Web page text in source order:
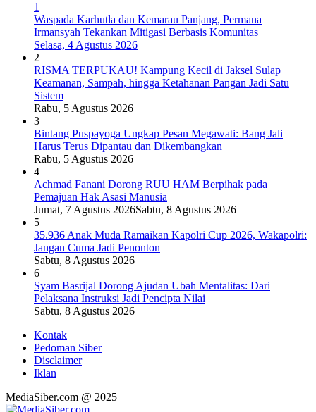
1
Waspada Karhutla dan Kemarau Panjang, Permana
Irmansyah Tekankan Mitigasi Berbasis Komunitas
Selasa, 4 Agustus 2026
2
RISMA TERPUKAU! Kampung Kecil di Jaksel Sulap
Keamanan, Sampah, hingga Ketahanan Pangan Jadi Satu
Sistem
Rabu, 5 Agustus 2026
3
Bintang Puspayoga Ungkap Pesan Megawati: Bang Jali
Harus Terus Dipantau dan Dikembangkan
Rabu, 5 Agustus 2026
4
Achmad Fanani Dorong RUU HAM Berpihak pada
Pemajuan Hak Asasi Manusia
Jumat, 7 Agustus 2026Sabtu, 8 Agustus 2026
5
35.936 Anak Muda Ramaikan Kapolri Cup 2026, Wakapolri:
Jangan Cuma Jadi Penonton
Sabtu, 8 Agustus 2026
6
Syam Basrijal Dorong Ajudan Ubah Mentalitas: Dari
Pelaksana Instruksi Jadi Pencipta Nilai
Sabtu, 8 Agustus 2026
Kontak
Pedoman Siber
Disclaimer
Iklan
MediaSiber.com @ 2025